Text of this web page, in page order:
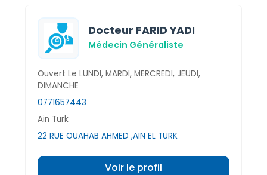
Docteur FARID YADI
Médecin Généraliste
Ouvert Le LUNDI, MARDI, MERCREDI, JEUDI,
DIMANCHE
0771657443
Ain Turk
22 RUE OUAHAB AHMED ,AIN EL TURK
Voir le profil